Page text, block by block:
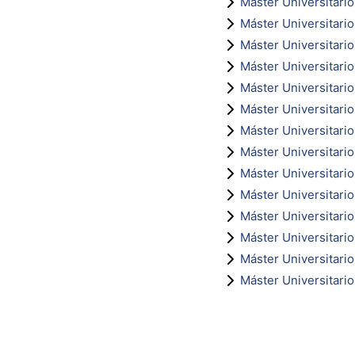
Máster
Máster
Máster
Máster
Máster
Máster
Máster
Máster
Máster
Máster
Máster
Máster
Máster